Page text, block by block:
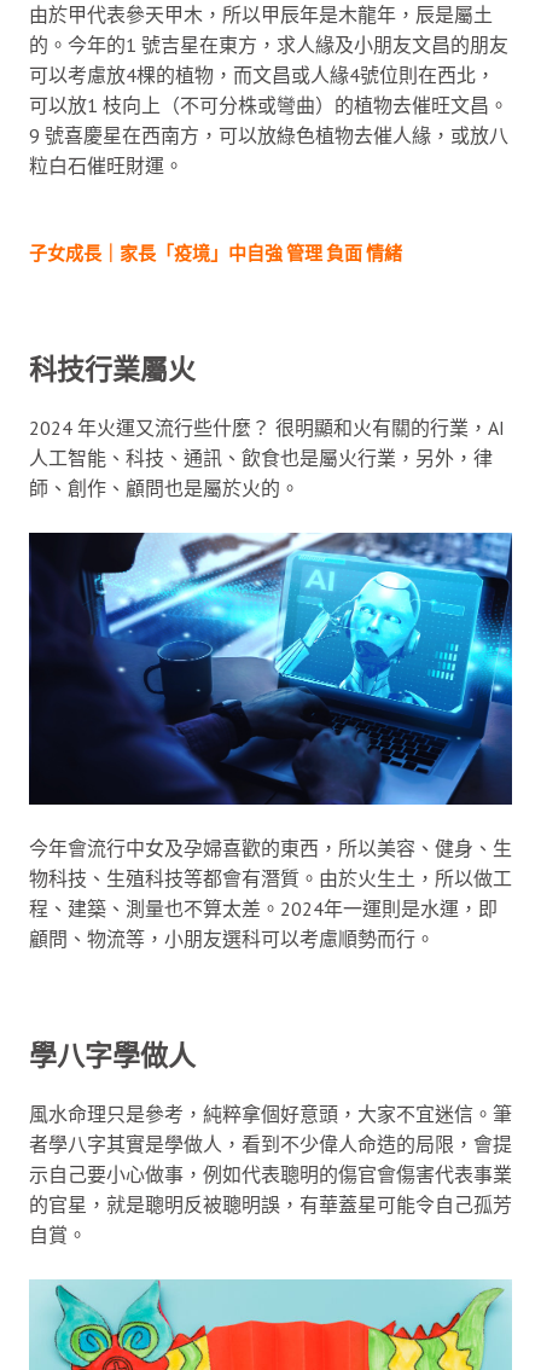
由於甲代表參天甲木，所以甲辰年是木龍年，辰是屬土
的。今年的1 號吉星在東方，求人緣及小朋友文昌的朋友
可以考慮放4棵的植物，而文昌或人緣4號位則在西北，
可以放1 枝向上（不可分株或彎曲）的植物去催旺文昌。
9 號喜慶星在西南方，可以放綠色植物去催人緣，或放八
粒白石催旺財運。
子女成長｜家長「疫境」中自強 管理 負面 情緒
科技行業屬火
2024 年火運又流行些什麼？ 很明顯和火有關的行業，AI
人工智能、科技、通訊、飲食也是屬火行業，另外，律
師、創作、顧問也是屬於火的。
今年會流行中女及孕婦喜歡的東西，所以美容、健身、生
物科技、生殖科技等都會有潛質。由於火生土，所以做工
程、建築、測量也不算太差。2024年一運則是水運，即
顧問、物流等，小朋友選科可以考慮順勢而行。
學八字學做人
風水命理只是參考，純粹拿個好意頭，大家不宜迷信。筆
者學八字其實是學做人，看到不少偉人命造的局限，會提
示自己要小心做事，例如代表聰明的傷官會傷害代表事業
的官星，就是聰明反被聰明誤，有華蓋星可能令自己孤芳
自賞。